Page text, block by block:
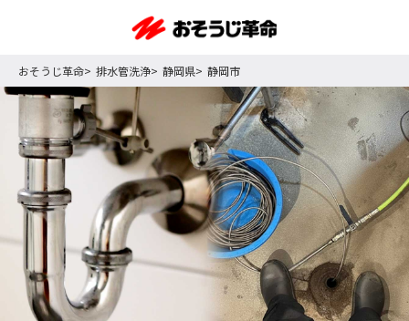
おそうじ革命 排水管洗浄 静岡県 静岡市